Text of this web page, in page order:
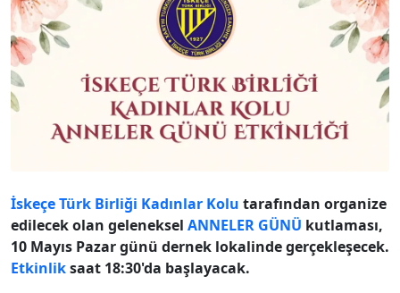
İskeçe Türk Birliği Kadınlar Kolu tarafından organize
edilecek olan geleneksel ANNELER GÜNÜ kutlaması,
10 Mayıs Pazar günü dernek lokalinde gerçekleşecek.
Etkinliksaat 18:30'da başlayacak.